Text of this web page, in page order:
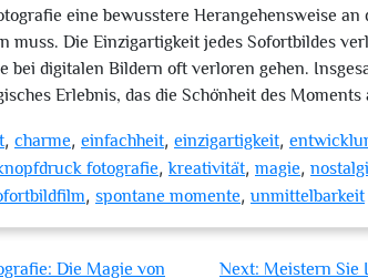
eine bewusstere Herangehensweise an
muss. Die Einzigartigkeit jedes Sofortbildes
bei digitalen Bildern oft verloren gehen.
Erlebnis, das die Schönheit des
, charme, einfachheit, einzigartigkeit,
fotografie,kreativität, magie,
, spontane momente, unmittelbarkeit
Die Magie von Next: Meistern Sie